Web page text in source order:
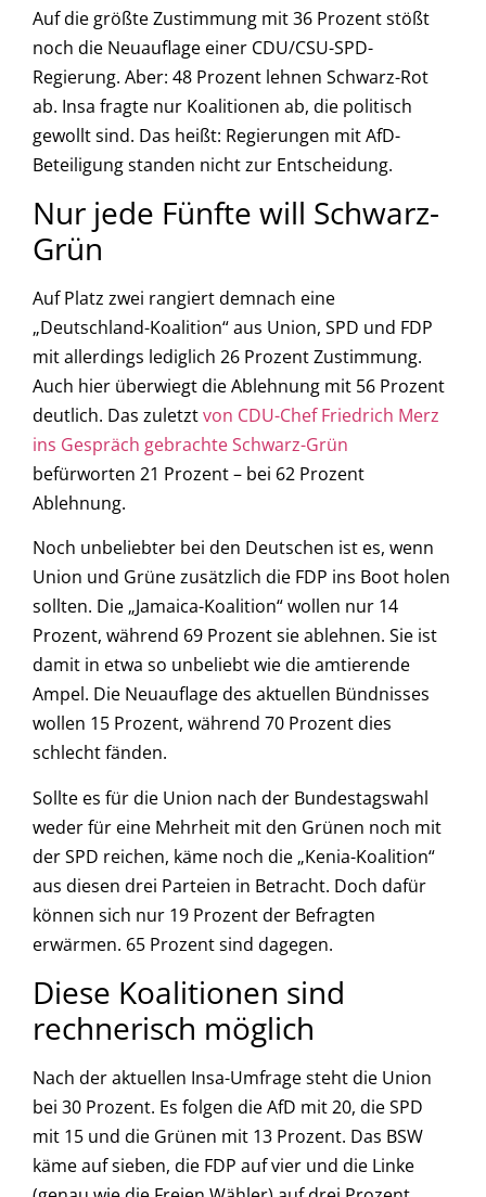
Auf die größte Zustimmung mit 36 Prozent stößt
noch die Neuauflage einer CDU/CSU-SPD-
Regierung. Aber: 48 Prozent lehnen Schwarz-Rot
ab. Insa fragte nur Koalitionen ab, die politisch
gewollt sind. Das heißt: Regierungen mit AfD-
Beteiligung standen nicht zur Entscheidung.
Nur jede Fünfte will Schwarz-
Grün
Auf Platz zwei rangiert demnach eine
„Deutschland-Koalition“ aus Union, SPD und FDP
mit allerdings lediglich 26 Prozent Zustimmung.
Auch hier überwiegt die Ablehnung mit 56 Prozent
deutlich. Das zuletztvon CDU-Chef Friedrich Merz
ins Gespräch gebrachte Schwarz-Grün
befürworten 21 Prozent – bei 62 Prozent
Ablehnung.
Noch unbeliebter bei den Deutschen ist es, wenn
Union und Grüne zusätzlich die FDP ins Boot holen
sollten. Die „Jamaica-Koalition“ wollen nur 14
Prozent, während 69 Prozent sie ablehnen. Sie ist
damit in etwa so unbeliebt wie die amtierende
Ampel. Die Neuauflage des aktuellen Bündnisses
wollen 15 Prozent, während 70 Prozent dies
schlecht fänden.
Sollte es für die Union nach der Bundestagswahl
weder für eine Mehrheit mit den Grünen noch mit
der SPD reichen, käme noch die „Kenia-Koalition“
aus diesen drei Parteien in Betracht. Doch dafür
können sich nur 19 Prozent der Befragten
erwärmen. 65 Prozent sind dagegen.
Diese Koalitionen sind
rechnerisch möglich
Nach der aktuellen Insa-Umfrage steht die Union
bei 30 Prozent. Es folgen die AfD mit 20, die SPD
mit 15 und die Grünen mit 13 Prozent. Das BSW
käme auf sieben, die FDP auf vier und die Linke